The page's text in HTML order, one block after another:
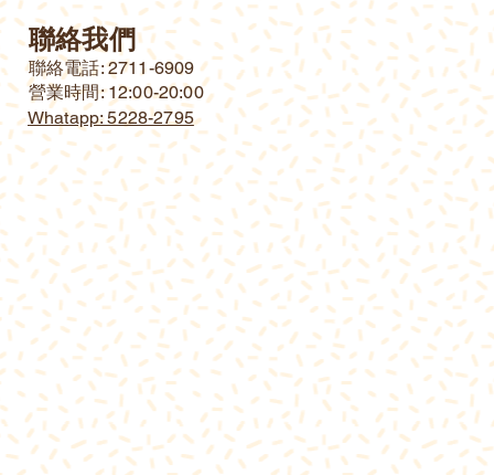
聯絡我們
​聯絡電話: 2711-6909
營業時間: 12:00-20:00
Whatapp: 5228-2795